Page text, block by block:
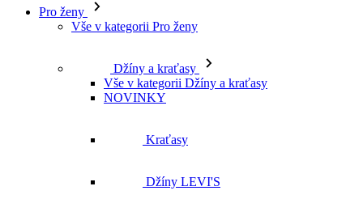
Pro ženy
Vše v kategorii Pro ženy
Džíny a kraťasy
Vše v kategorii Džíny a kraťasy
NOVINKY
Kraťasy
Džíny LEVI'S